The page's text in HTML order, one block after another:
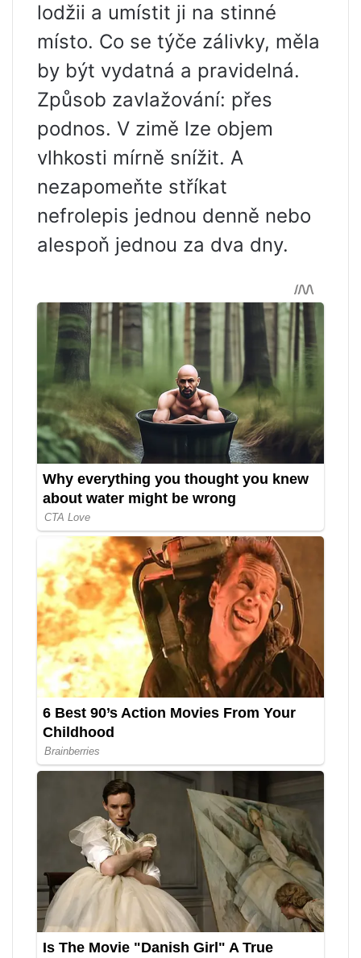
lodžii a umístit ji na stinné
místo. Co se týče zálivky, měla
by být vydatná a pravidelná.
Způsob zavlažování: přes
podnos. V zimě lze objem
vlhkosti mírně snížit. A
nezapomeňte stříkat
nefrolepis jednou denně nebo
alespoň jednou za dva dny.